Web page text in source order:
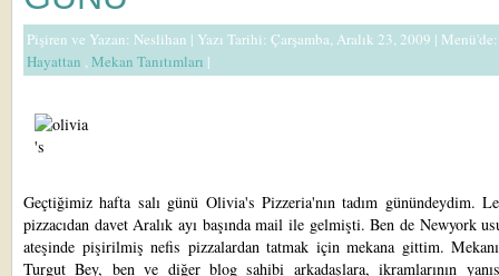
Pişiren ve Yazan: Neslihan | Yazı Tarihi: Çarşamba, Aralık 23, 2009 | Menü'de:
Hayattan ,Mekan Tanıtımları |
Geçtiğimiz hafta salı günü Olivia's Pizzeria'nıntadım günündeydim.
pizzacıdan davet Aralık ayı başında mail ile gelmişti. Ben de Newyork
ateşinde pişirilmiş nefis pizzalardan tatmak için mekana gittim.
Turgut Bey, ben ve diğer blog sahibi arkadaşlara, ikramlarının